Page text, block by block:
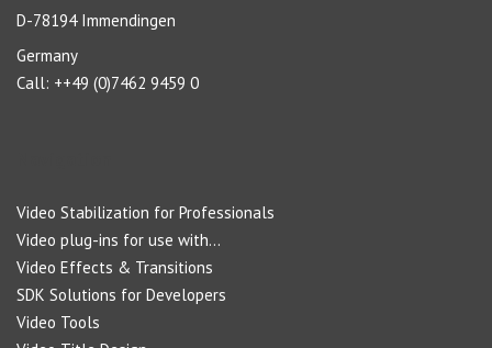
D-78194 Immendingen
Germany
Call: ++49 (0)7462 9459 0
Video Stabilization for Professionals
Video plug-ins for use with...
Video Effects & Transitions
SDK Solutions for Developers
Video Tools